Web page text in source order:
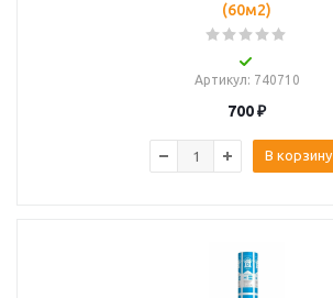
(60м2)
Артикул: 740710
700₽
В корзину